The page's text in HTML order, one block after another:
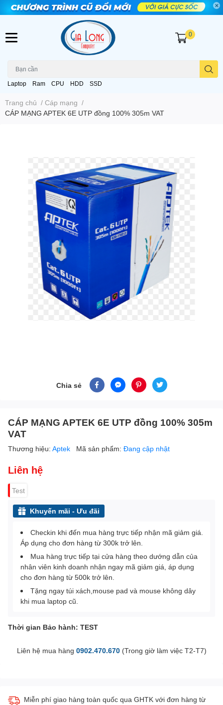
Laptop Ram CPU HDD SSD
0
Trang chủ / Cáp mạng /
CÁP MẠNG APTEK 6E UTP đồng 100% 305m VAT
Chia sẻ
CÁP MẠNG APTEK 6E UTP đồng 100% 305m
VAT
Thương hiệu: Aptek Mã sản phẩm: Đang cập nhật
Liên hệ
Test
Khuyến mãi - Ưu đãi
Checkin khi đến mua hàng trực tiếp nhận mã giảm giá.
Áp dụng cho đơn hàng từ 300k trở lên.
Mua hàng trực tiếp tại cửa hàng theo dướng dẫn của
nhân viên kinh doanh nhận ngay mã giảm giá, áp dụng
cho đơn hàng từ 500k trở lên.
Tặng ngay túi xách,mouse pad và mouse không dây
khi mua laptop cũ.
Thời gian Bảo hành: TEST
Liên hệ mua hàng 0902.470.670(Trong giờ làm việc T2-T7)
Miễn phí giao hàng toàn quốc qua GHTK với đơn hàng từ